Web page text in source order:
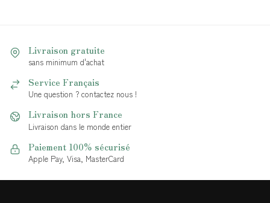
Livraison gratuite
sans minimum d'achat
Service Français
Une question ? contactez nous !
Livraison hors France
Livraison dans le monde entier
Paiement 100% sécurisé
Apple Pay, Visa, MasterCard